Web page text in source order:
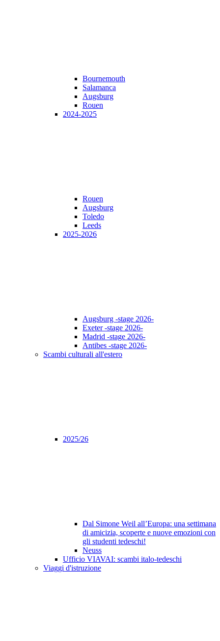
Bournemouth
Salamanca
Augsburg
Rouen
2024-2025
Rouen
Augsburg
Toledo
Leeds
2025-2026
Augsburg -stage 2026-
Exeter -stage 2026-
Madrid -stage 2026-
Antibes -stage 2026-
Scambi culturali all'estero
2025/26
Dal Simone Weil all’Europa: una settimana
di amicizia, scoperte e nuove emozioni con
gli studenti tedeschi!
Neuss
Ufficio VIAVAI: scambi italo-tedeschi
Viaggi d'istruzione